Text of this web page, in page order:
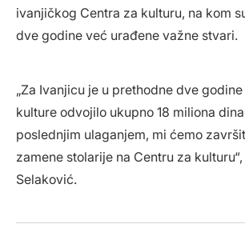
ivanjičkog Centra za kulturu, na kom
dve godine već urađene važne stvari.
„Za Ivanjicu je u prethodne dve
kulture odvojilo ukupno 18 miliona
poslednjim ulaganjem, mi ćemo
zamene stolarije na Centru za
Selaković.